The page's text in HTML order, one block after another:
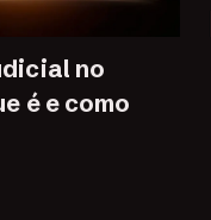
no
é e como